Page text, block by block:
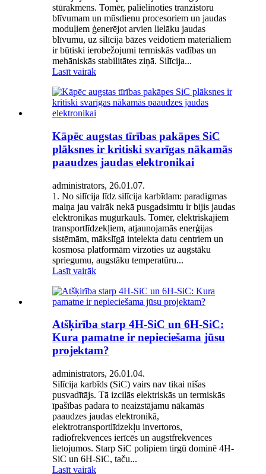
stūrakmens. Tomēr, palielinoties tranzistoru
blīvumam un mūsdienu procesoriem un jaudas
moduļiem ģenerējot arvien lielāku jaudas
blīvumu, uz silīcija bāzes veidotiem materiāliem
ir būtiski ierobežojumi termiskās vadības un
mehāniskās stabilitātes ziņā. Silīcija...
Lasīt vairāk
Kāpēc augstas tīrības pakāpes SiC
plāksnes ir kritiski svarīgas nākamās
paaudzes jaudas elektronikai
administrators, 26.01.07.
1. No silīcija līdz silīcija karbīdam: paradigmas
maiņa jau vairāk nekā pusgadsimtu ir bijis jaudas
elektronikas mugurkauls. Tomēr, elektriskajiem
transportlīdzekļiem, atjaunojamās enerģijas
sistēmām, mākslīgā intelekta datu centriem un
kosmosa platformām virzoties uz augstāku
spriegumu, augstāku temperatūru...
Lasīt vairāk
Atšķirība starp 4H-SiC un 6H-SiC:
Kura pamatne ir nepieciešama jūsu
projektam?
administrators, 26.01.04.
Silīcija karbīds (SiC) vairs nav tikai nišas
pusvadītājs. Tā izcilās elektriskās un termiskās
īpašības padara to neaizstājamu nākamās
paaudzes jaudas elektronikā,
elektrotransportlīdzekļu invertoros,
radiofrekvences ierīcēs un augstfrekvences
lietojumos. Starp SiC polipiem tirgū dominē 4H-
SiC un 6H-SiC, taču...
Lasīt vairāk